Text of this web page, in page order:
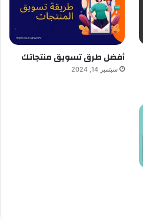
أفضل طرق تسويق منتجاتك
سبتمبر 14, 2024